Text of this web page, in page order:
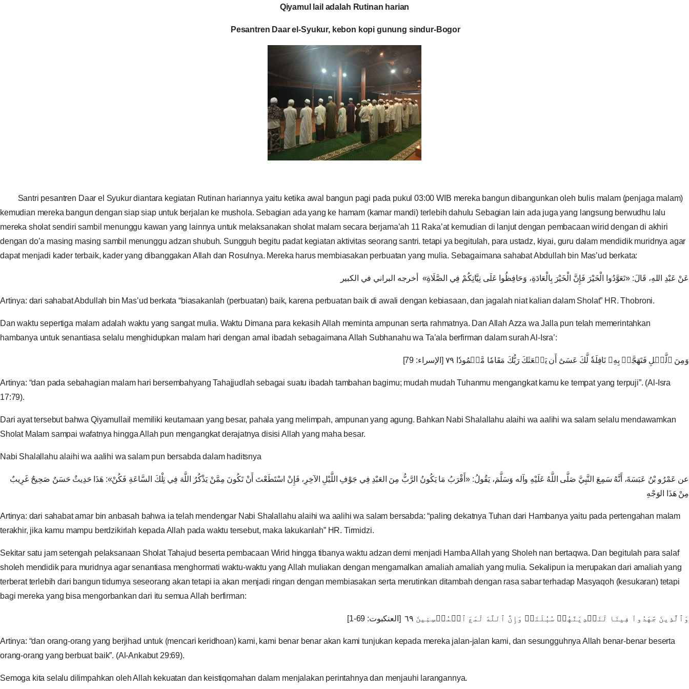
Qiyamul lail adalah Rutinan harian
Pesantren Daar el-Syukur, kebon kopi gunung sindur-Bogor
Santri pesantren Daar el Syukur diantara kegiatan Rutinan hariannya yaitu ketika awal bangun pagi pada pukul 03:00 WIB mereka bangun dibangunkan oleh bulis malam (penjaga malam)
kemudian mereka bangun dengan siap siap untuk berjalan ke mushola. Sebagian ada yang ke hamam (kamar mandi) terlebih dahulu Sebagian lain ada juga yang langsung berwudhu lalu
mereka sholat sendiri sambil menunggu kawan yang lainnya untuk melaksanakan sholat malam secara berjama’ah 11 Raka’at kemudian di lanjut dengan pembacaan wirid dengan di akhiri
dengan do’a masing masing sambil menunggu adzan shubuh. Sungguh begitu padat kegiatan aktivitas seorang santri. tetapi ya begitulah, para ustadz, kiyai, guru dalam mendidik muridnya agar
dapat menjadi kader terbaik, kader yang dibanggakan Allah dan Rosulnya. Mereka harus membiasakan perbuatan yang mulia. Sebagaimana sahabat Abdullah bin Mas’ud berkata:
عَنْ عَبْدِ اللهِ، قَالَ: «تَعَوَّدُوا الْخَيْرَ ‌فَإِنَّ ‌الْخَيْرَ ‌بِالْعَادَةِ، وَحَافِظُوا عَلَى نِيَّاتِكُمْ فِي الصَّلَاةِ» أخرجه البراني في الكبير
Artinya: dari sahabat Abdullah bin Mas’ud berkata “biasakanlah (perbuatan) baik, karena perbuatan baik di awali dengan kebiasaan, dan jagalah niat kalian dalam Sholat” HR. Thobroni.
Dan waktu sepertiga malam adalah waktu yang sangat mulia. Waktu Dimana para kekasih Allah meminta ampunan serta rahmatnya. Dan Allah Azza wa Jalla pun telah memerintahkan
hambanya untuk senantiasa selalu menghidupkan malam hari dengan amal ibadah sebagaimana Allah Subhanahu wa Ta’ala berfirman dalam surah Al-Isra’:
وَمِنَ ٱلَّيۡلِ ‌فَتَهَجَّدۡ بِهِۦ نَافِلَةٗ لَّكَ عَسَىٰٓ أَن يَبۡعَثَكَ رَبُّكَ مَقَامٗا مَّحۡمُودٗا ٧٩ [الإسراء: 79]
Artinya: “dan pada sebahagian malam hari bersembahyang Tahajjudlah sebagai suatu ibadah tambahan bagimu; mudah mudah Tuhanmu mengangkat kamu ke tempat yang terpuji”. (Al-Isra
17:79).
Dari ayat tersebut bahwa Qiyamullail memiliki keutamaan yang besar, pahala yang melimpah, ampunan yang agung. Bahkan Nabi Shalallahu alaihi wa aalihi wa salam selalu mendawamkan
Sholat Malam sampai wafatnya hingga Allah pun mengangkat derajatnya disisi Allah yang maha besar.
Nabi Shalallahu alaihi wa aalihi wa salam pun bersabda dalam haditsnya
عن عَمْرُو بْنُ عَبَسَةَ، أَنَّهُ سَمِعَ النَّبِيَّ صَلَّى اللَّهُ عَلَيْهِ وآله وَسَلَّمَ، يَقُولُ: «‌أَقْرَبُ ‌مَا ‌يَكُونُ ‌الرَّبُّ ‌مِنَ ‌العَبْدِ فِي جَوْفِ اللَّيْلِ الآخِرِ، فَإِنْ اسْتَطَعْتَ أَنْ تَكُونَ مِمَّنْ يَذْكُرُ اللَّهَ فِي تِلْكَ السَّاعَةِ فَكُنْ»: هَذَا حَدِيثٌ حَسَنٌ صَحِيحٌ غَرِيبٌ
مِنْ هَذَا الوَجْهِ
Artinya: dari sahabat amar bin anbasah bahwa ia telah mendengar Nabi Shalallahu alaihi wa aalihi wa salam bersabda: “paling dekatnya Tuhan dari Hambanya yaitu pada pertengahan malam
terakhir, jika kamu mampu berdzikirlah kepada Allah pada waktu tersebut, maka lakukanlah” HR. Tirmidzi.
Sekitar satu jam setengah pelaksanaan Sholat Tahajud beserta pembacaan Wirid hingga tibanya waktu adzan demi menjadi Hamba Allah yang Sholeh nan bertaqwa. Dan begitulah para salaf
sholeh mendidik para muridnya agar senantiasa menghormati waktu-waktu yang Allah muliakan dengan mengamalkan amaliah amaliah yang mulia. Sekalipun ia merupakan dari amaliah yang
terberat terlebih dari bangun tidurnya seseorang akan tetapi ia akan menjadi ringan dengan membiasakan serta merutinkan ditambah dengan rasa sabar terhadap Masyaqoh (kesukaran) tetapi
bagi mereka yang bisa mengorbankan dari itu semua Allah berfirman:
وَٱلَّذِينَ ‌جَٰهَدُواْ ‌فِينَا لَنَهۡدِيَنَّهُمۡ سُبُلَنَاۚ وَإِنَّ ٱللَّهَ لَمَعَ ٱلۡمُحۡسِنِينَ ٦٩ [العنكبوت: 69-1]
Artinya: “dan orang-orang yang berjihad untuk (mencari keridhoan) kami, kami benar benar akan kami tunjukan kepada mereka jalan-jalan kami, dan sesungguhnya Allah benar-benar beserta
orang-orang yang berbuat baik”. (Al-Ankabut 29:69).
Semoga kita selalu dilimpahkan oleh Allah kekuatan dan keistiqomahan dalam menjalakan perintahnya dan menjauhi larangannya.